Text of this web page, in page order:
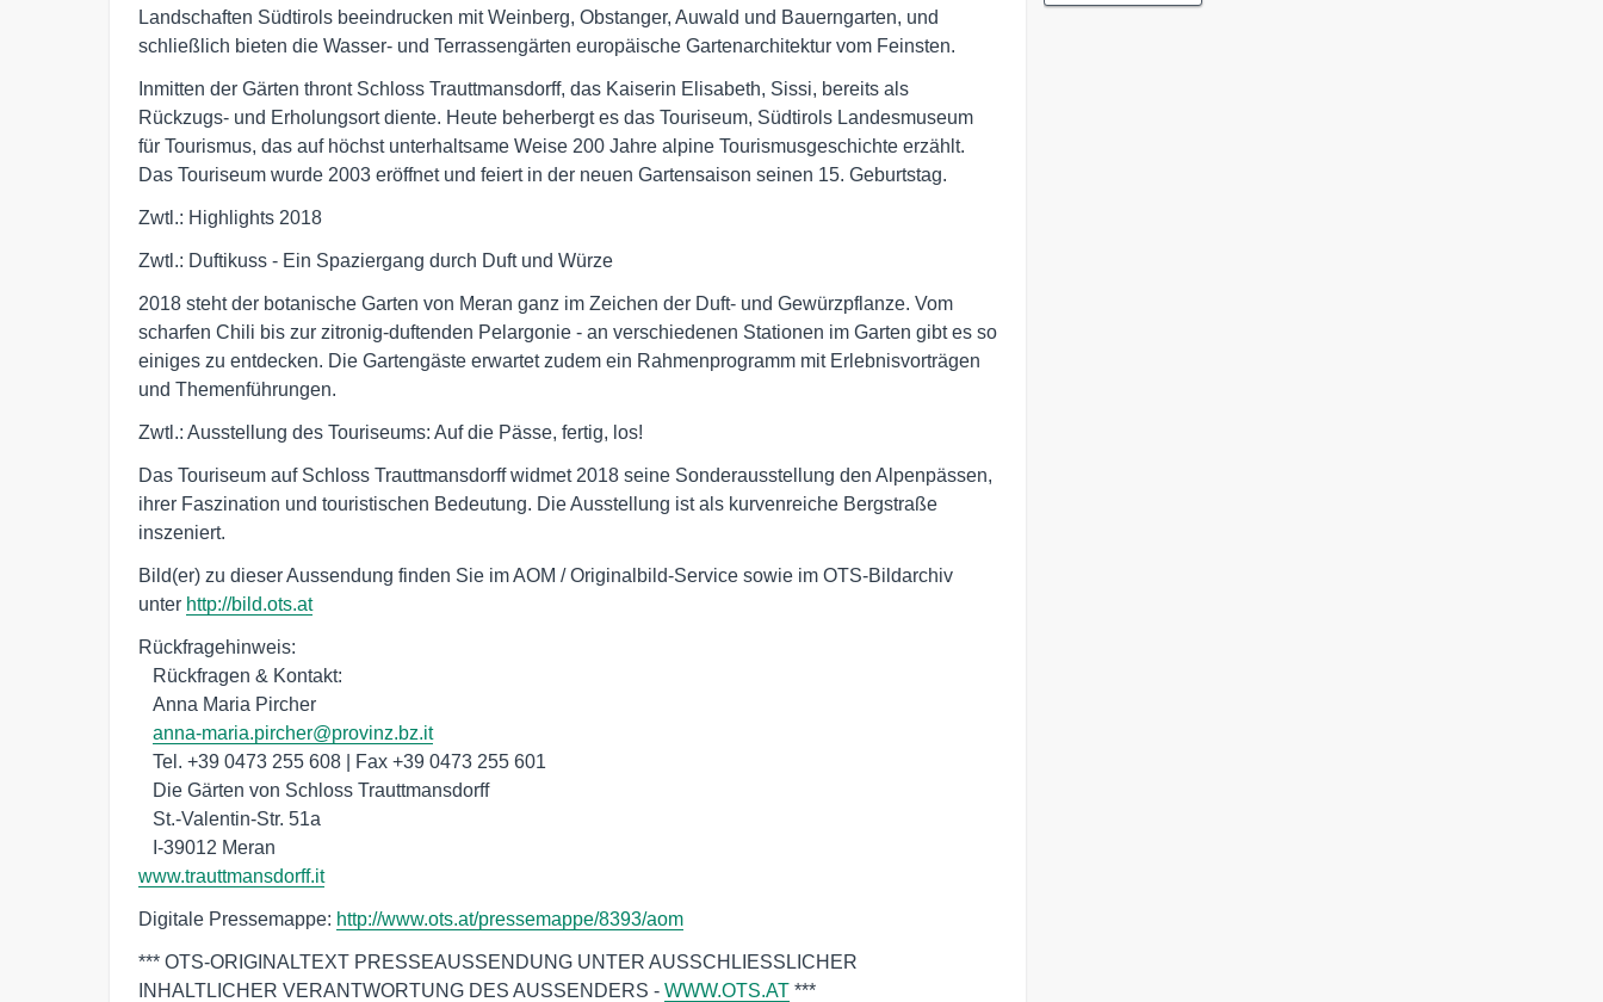
Landschaften Südtirols beeindrucken mit Weinberg, Obstanger, Auwald und Bauerngarten, und
schließlich bieten die Wasser- und Terrassengärten europäische Gartenarchitektur vom Feinsten.
Inmitten der Gärten thront Schloss Trauttmansdorff, das Kaiserin Elisabeth, Sissi, bereits als
Rückzugs- und Erholungsort diente. Heute beherbergt es das Touriseum, Südtirols Landesmuseum
für Tourismus, das auf höchst unterhaltsame Weise 200 Jahre alpine Tourismusgeschichte erzählt.
Das Touriseum wurde 2003 eröffnet und feiert in der neuen Gartensaison seinen 15. Geburtstag.
Zwtl.: Highlights 2018
Zwtl.: Duftikuss - Ein Spaziergang durch Duft und Würze
2018 steht der botanische Garten von Meran ganz im Zeichen der Duft- und Gewürzpflanze. Vom
scharfen Chili bis zur zitronig-duftenden Pelargonie - an verschiedenen Stationen im Garten gibt es so
einiges zu entdecken. Die Gartengäste erwartet zudem ein Rahmenprogramm mit Erlebnisvorträgen
und Themenführungen.
Zwtl.: Ausstellung des Touriseums: Auf die Pässe, fertig, los!
Das Touriseum auf Schloss Trauttmansdorff widmet 2018 seine Sonderausstellung den Alpenpässen,
ihrer Faszination und touristischen Bedeutung. Die Ausstellung ist als kurvenreiche Bergstraße
inszeniert.
Bild(er) zu dieser Aussendung finden Sie im AOM / Originalbild-Service sowie im OTS-Bildarchiv
unter http://bild.ots.at
Rückfragehinweis:
anna-maria.pircher@provinz.bz.it
www.trauttmansdorff.it
Digitale Pressemappe: http://www.ots.at/pressemappe/8393/aom
*** OTS-ORIGINALTEXT PRESSEAUSSENDUNG UNTER AUSSCHLIESSLICHER
INHALTLICHER VERANTWORTUNG DES AUSSENDERS - WWW.OTS.AT ***